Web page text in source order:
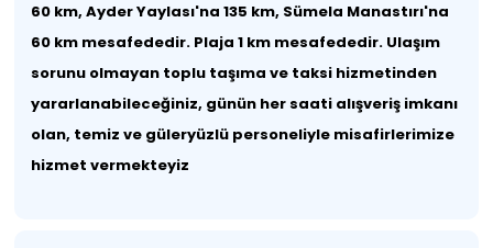
60 km, Ayder Yaylası'na 135 km, Sümela Manastırı'na
60 km mesafededir. Plaja 1 km mesafededir. Ulaşım
sorunu olmayan toplu taşıma ve taksi hizmetinden
yararlanabileceğiniz, günün her saati alışveriş imkanı
olan, temiz ve güleryüzlü personeliyle misafirlerimize
hizmet vermekteyiz